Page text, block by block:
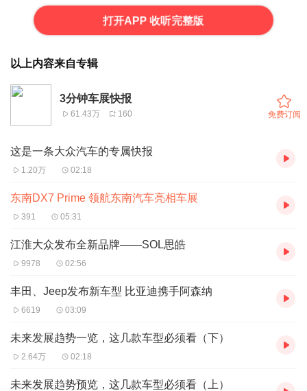
打开APP 收听完整版
以上内容来自专辑
3分钟车展快报
61.43万 160 免费订阅
这是一条大众汽车的专属快报
1.20万 02:18
东南DX7 Prime 领航东南汽车亮相车展
391 05:31
江淮大众发布全新品牌——SOL思皓
9978 02:56
丰田、Jeep发布新车型 比亚迪携手阿森纳
6619 03:09
未来发展趋势一览，这几款车型必须看（下）
2.64万 02:18
未来发展趋势预览，这几款车型必须看（上）